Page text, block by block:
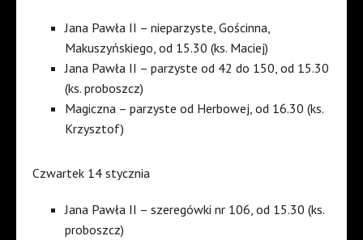
Jana Pawła II – nieparzyste, Gościnna,
Makuszyńskiego, od 15.30 (ks. Maciej)
Jana Pawła II – parzyste od 42 do 150, od 15.30
(ks. proboszcz)
Magiczna – parzyste od Herbowej, od 16.30 (ks.
Krzysztof)
Czwartek 14 stycznia
Jana Pawła II – szeregówki nr 106, od 15.30 (ks.
proboszcz)